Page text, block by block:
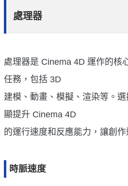
處理器
處理器是 Cinema 4D 運作的核
任務，包括 3D
建模、動畫、模擬、渲染等。
顯提升 Cinema 4D
的運行速度和反應能力，讓創作
時脈速度